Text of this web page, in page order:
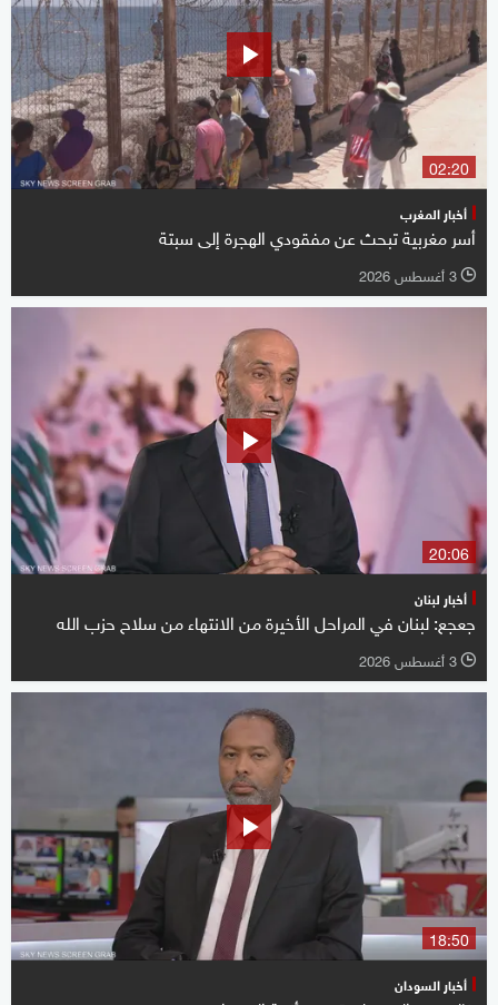
02:20
أخبار المغرب
أسر مغربية تبحث عن مفقودي الهجرة إلى سبتة
l 3 أغسطس 2026
20:06
أخبار لبنان
جعجع: لبنان في المراحل الأخيرة من الانتهاء من سلاح حزب الله
l 3 أغسطس 2026
18:50
أخبار السودان